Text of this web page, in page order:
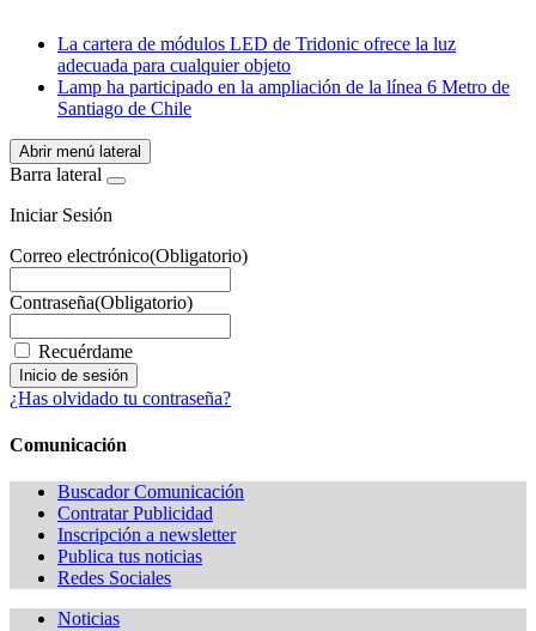
WhatsApp
La cartera de módulos LED de Tridonic ofrece la luz
adecuada para cualquier objeto
Lamp ha participado en la ampliación de la línea 6 Metro de
Santiago de Chile
Abrir menú lateral
Barra lateral
Iniciar Sesión
Correo electrónico(Obligatorio)
Contraseña(Obligatorio)
Recuérdame
¿Has olvidado tu contraseña?
Comunicación
Buscador Comunicación
Contratar Publicidad
Inscripción a newsletter
Publica tus noticias
Redes Sociales
Noticias